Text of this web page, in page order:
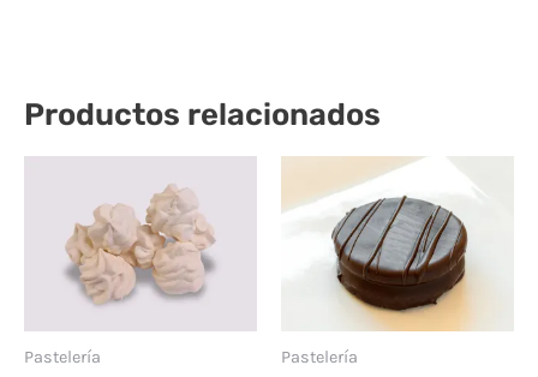
Productos relacionados
Pastelería Pastelería